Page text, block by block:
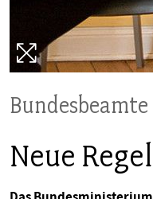
Bundesbeamte
Neue